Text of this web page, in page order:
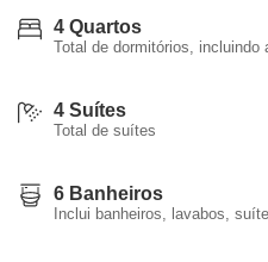
4 Quartos
Total de dormitórios, incluindo
4 Suítes
Total de suítes
6 Banheiros
Inclui banheiros, lavabos,